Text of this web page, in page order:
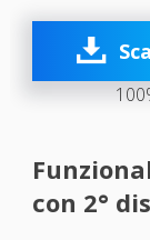

con 2°